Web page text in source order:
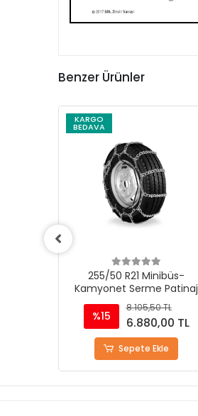
Benzer Ürünler
KARGO
BEDAVA
255/60 R20 Minibüs-
Kamyonet Serme Patinaj
Zinciri - M220
%15
8.105,50 TL
6.880,00 TL
Sepete Ekle